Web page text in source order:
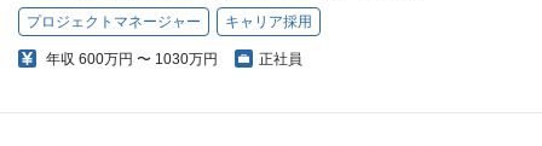
プロジェクトマネージャー キャリア採用
年収 600万円 〜 1030万円 正社員